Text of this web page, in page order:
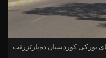
تورکی کوردستان دەپارێزرێت